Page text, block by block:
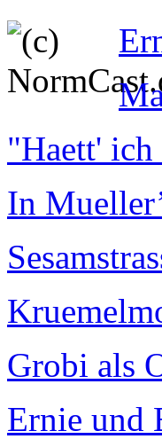
"Haett' ich
In
Grobi als
Ernie und